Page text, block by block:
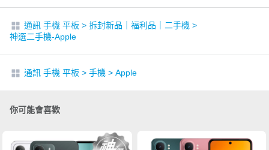
通訊 手機 平板 > 拆封新品｜福利品｜二手機 >
神選二手機-Apple
通訊 手機 平板 > 手機 > Apple
你可能會喜歡